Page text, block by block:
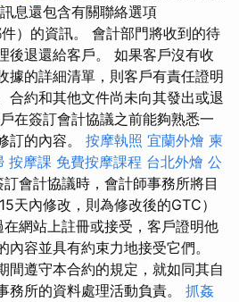
息還包含有關聯絡選項
）的資訊。 會計部門將收到的待
後退還給客戶。 如果客戶沒有收
據的詳細清單，則客戶有責任證明
合約和其他文件尚未向其發出或退
在簽訂會計協議之前能夠熟悉一
訂的內容。 按摩執照 宜蘭外燴 柬
按摩課 免費按摩課程 台北外燴 公
會計協議時，會計師事務所將目
天內修改，則為修改後的GTC）
在網站上註冊或接受，客戶證明他
容並具有約束力地接受它們。
間遵守本合約的規定，就如同其自
務所的資料處理活動負責。 抓姦